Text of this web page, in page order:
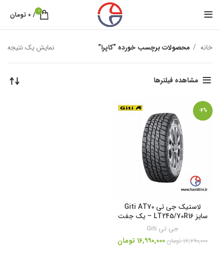
0
/ ۰ تومان
خانه محصولات برچسب خورده “کاپرا” نمایش یک نتیجه
مشاهده فیلترها
-4%
لاستیک جی تی Giti AT70
سایز LT245/70R16 – یک جفت
جی تی Giti
۱۷,۷۹۰,۰۰۰ تومان ۱۶,۹۹۰,۰۰۰ تومان